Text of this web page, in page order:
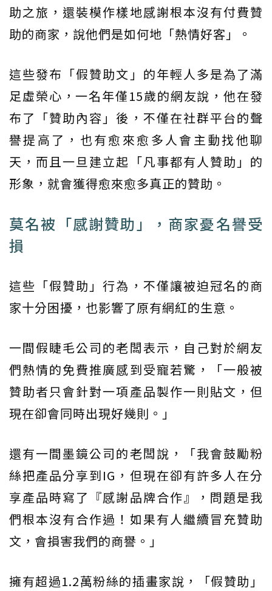
助之旅，還裝模作樣地感謝根本沒有付費贊
助的商家，說他們是如何地「熱情好客」。
這些發布「假贊助文」的年輕人多是為了滿
足虛榮心，一名年僅15歲的網友說，他在發
布了「贊助內容」後，不僅在社群平台的聲
譽提高了，也有愈來愈多人會主動找他聊
天，而且一旦建立起「凡事都有人贊助」的
形象，就會獲得愈來愈多真正的贊助。
莫名被「感謝贊助」，商家憂名譽受
損
這些「假贊助」行為，不僅讓被迫冠名的商
家十分困擾，也影響了原有網紅的生意。
一間假睫毛公司的老闆表示，自己對於網友
們熱情的免費推廣感到受寵若驚，「一般被
贊助者只會針對一項產品製作一則貼文，但
現在卻會同時出現好幾則。」
還有一間墨鏡公司的老闆說，「我會鼓勵粉
絲把產品分享到IG，但現在卻有許多人在分
享產品時寫了『感謝品牌合作』，問題是我
們根本沒有合作過！如果有人繼續冒充贊助
文，會損害我們的商譽。」
擁有超過1.2萬粉絲的插畫家說，「假贊助」